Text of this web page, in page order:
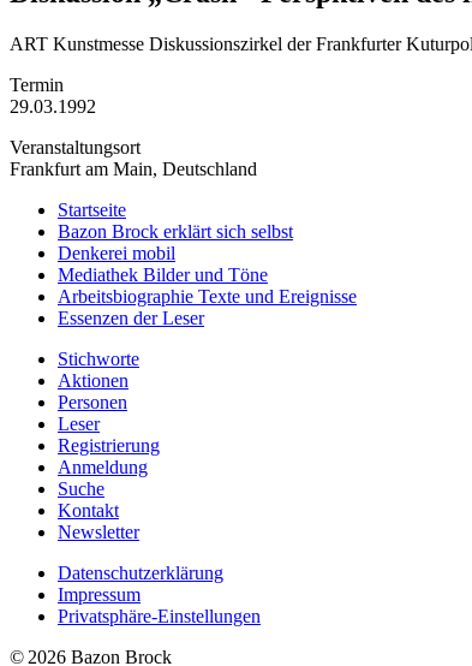
ART Kunstmesse Diskussionszirkel der Frankfurter
Termin
29.03.1992
Veranstaltungsort
Frankfurt am Main, Deutschland
Startseite
Bazon Brock erklärt sich selbst
Denkerei mobil
Mediathek Bilder und Töne
Arbeitsbiographie Texte und Ereignisse
Essenzen der Leser
Stichworte
Aktionen
Personen
Leser
Registrierung
Anmeldung
Suche
Kontakt
Newsletter
Datenschutzerklärung
Impressum
Privatsphäre-Einstellungen
© 2026 Bazon Brock